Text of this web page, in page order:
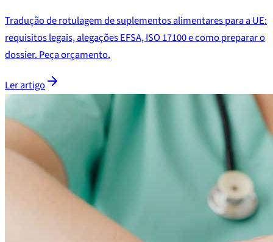
Tradução de rotulagem de suplementos alimentares para a UE:
requisitos legais, alegações EFSA, ISO 17100 e como preparar o
dossier. Peça orçamento.
Ler artigo